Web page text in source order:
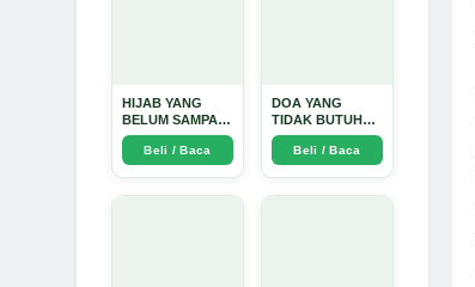
HIJAB YANG
BELUM SAMPAI
KE HATI: Ketika
Cinta Seorang
Ustadz Menjadi
Beli / Baca
DOA YANG
TIDAK BUTUH
SINYAL: Kisah
Tiga Jiwa yang
Tersesat di Era AI
Beli / Baca